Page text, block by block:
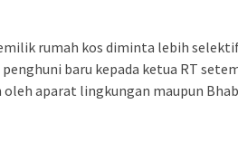
rumah kos diminta lebih
baru kepada ketua RT
oleh aparat lingkungan maupun